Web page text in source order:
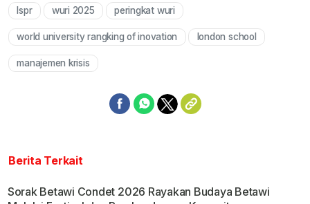
lspr wuri 2025 peringkat wuri
world university rangking of inovation london school
manajemen krisis
Berita Terkait
Sorak Betawi Condet 2026 Rayakan Budaya Betawi